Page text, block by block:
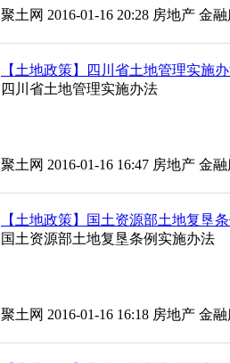
聚土网 2016-01-16 20:28 房地产 金融
【土地政策】四川省土地管理实施
四川省土地管理实施办法
聚土网 2016-01-16 16:47 房地产 金融
【土地政策】国土资源部土地复垦
国土资源部土地复垦条例实施办法
聚土网 2016-01-16 16:18 房地产 金融